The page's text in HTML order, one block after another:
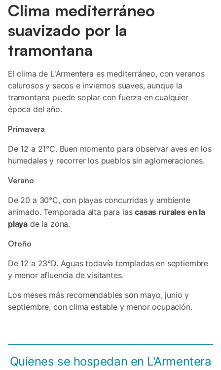
Clima mediterráneo
suavizado por la
tramontana
El clima de L'Armentera es mediterráneo, con veranos
calurosos y secos e inviernos suaves, aunque la
tramontana puede soplar con fuerza en cualquier
época del año.
Primavera
De 12 a 21°C. Buen momento para observar aves en los
humedales y recorrer los pueblos sin aglomeraciones.
Verano
De 20 a 30°C, con playas concurridas y ambiente
animado. Temporada alta para lascasas rurales en la
playa de la zona.
Otoño
De 12 a 23°D. Aguas todavía templadas en septiembre
y menor afluencia de visitantes.
Los meses más recomendables son mayo, junio y
septiembre, con clima estable y menor ocupación.
Quienes se hospedan en L'Armentera